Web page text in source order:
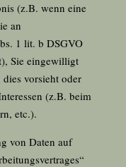
(z.B. wenn eine
an
1 lit. b DSGVO
Sie eingewilligt
vorsieht oder
(z.B. beim
etc.).
von Daten auf